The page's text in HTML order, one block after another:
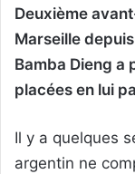
Deuxième
Marseille
Bamba Dieng a
placées en lui
Il y a quelques
argentin ne